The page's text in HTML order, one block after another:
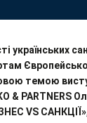
українських
темою
& PARTNERS
VS